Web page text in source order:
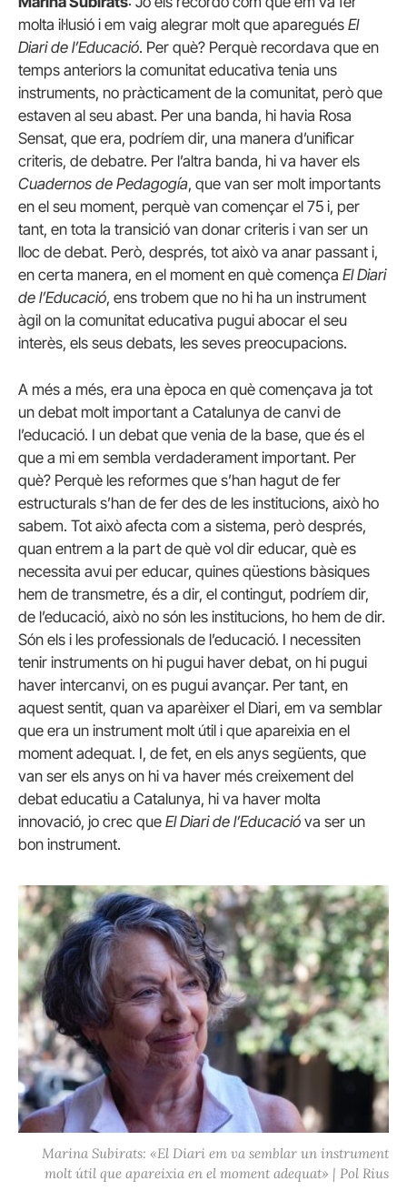
molta il·lusió i em vaig alegrar molt que aparegués El
Diari de l’Educació. Per què? Perquè recordava que en
temps anteriors la comunitat educativa tenia uns
instruments, no pràcticament de la comunitat, però que
estaven al seu abast. Per una banda, hi havia Rosa
Sensat, que era, podríem dir, una manera d’unificar
criteris, de debatre. Per l’altra banda, hi va haver els
Cuadernos de Pedagogía, que van ser molt importants
en el seu moment, perquè van començar el 75 i, per
tant, en tota la transició van donar criteris i van ser un
lloc de debat. Però, després, tot això va anar passant i,
en certa manera, en el moment en què comença El Diari
de l’Educació, ens trobem que no hi ha un instrument
àgil on la comunitat educativa pugui abocar el seu
interès, els seus debats, les seves preocupacions.
A més a més, era una època en què començava ja tot
un debat molt important a Catalunya de canvi de
l’educació. I un debat que venia de la base, que és el
que a mi em sembla verdaderament important. Per
què? Perquè les reformes que s’han hagut de fer
estructurals s’han de fer des de les institucions, això ho
sabem. Tot això afecta com a sistema, però després,
quan entrem a la part de què vol dir educar, què es
necessita avui per educar, quines qüestions bàsiques
hem de transmetre, és a dir, el contingut, podríem dir,
de l’educació, això no són les institucions, ho hem de dir.
Són els i les professionals de l’educació. I necessiten
tenir instruments on hi pugui haver debat, on hi pugui
haver intercanvi, on es pugui avançar. Per tant, en
aquest sentit, quan va aparèixer el Diari, em va semblar
que era un instrument molt útil i que apareixia en el
moment adequat. I, de fet, en els anys següents, que
van ser els anys on hi va haver més creixement del
debat educatiu a Catalunya, hi va haver molta
innovació, jo crec que El Diari de l’Educació va ser un
bon instrument.
Marina Subirats: «El Diari em va semblar un instrument
molt útil que apareixia en el moment adequat» | Pol Rius